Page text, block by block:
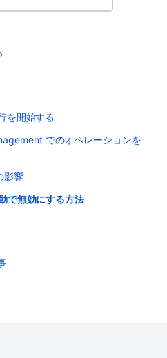
を開始する
でのオペレーションを
影響
で無効にする方法